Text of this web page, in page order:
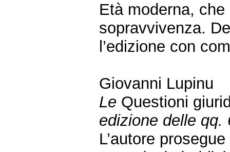
Età moderna,
sopravvivenza.
l’edizione con
Giovanni Lupinu
Le Questioni
edizione delle qq.
L’autore